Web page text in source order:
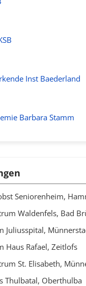
Seniorenheim,
Waldenfels, Bad
Juliusspital,
Haus Rafael, Zeitlofs
St. Elisabeth,
Thulbatal, Oberthulba